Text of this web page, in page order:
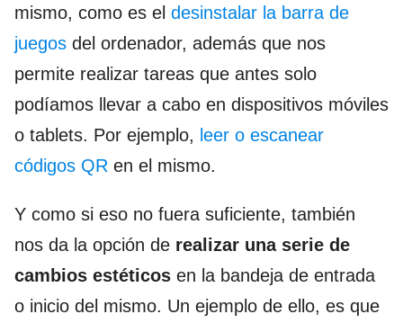
mismo, como es el desinstalar la barra de
juegos del ordenador, además que nos
permite realizar tareas que antes solo
podíamos llevar a cabo en dispositivos móviles
o tablets. Por ejemplo, leer o escanear
códigos QR en el mismo.
Y como si eso no fuera suficiente, también
nos da la opción de realizar una serie de
cambios estéticos en la bandeja de entrada
o inicio del mismo. Un ejemplo de ello, es que